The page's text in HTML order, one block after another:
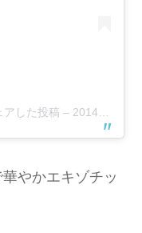
アした投稿 – 2014年10月月16日午後4時59分PDT
やかエキゾチッ